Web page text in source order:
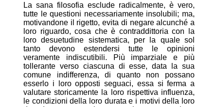
La sana filosofia esclude radicalmente, è vero,
tutte le questioni necessariamente insolubili; ma,
motivandone il rigetto, evita di negare alcunché a
loro riguardo, cosa che è contraddittoria con la
loro desuetudine sistematica, per la quale sol
tanto devono estendersi tutte le opinioni
veramente indiscutibili. Più imparziale e più
tollerante verso ciascuna di esse, data la sua
comune indifferenza, di quanto non possano
esserlo i loro opposti seguaci, essa si ferma a
valutare storicamente la loro rispettiva influenza,
le condizioni della loro durata e i motivi della loro